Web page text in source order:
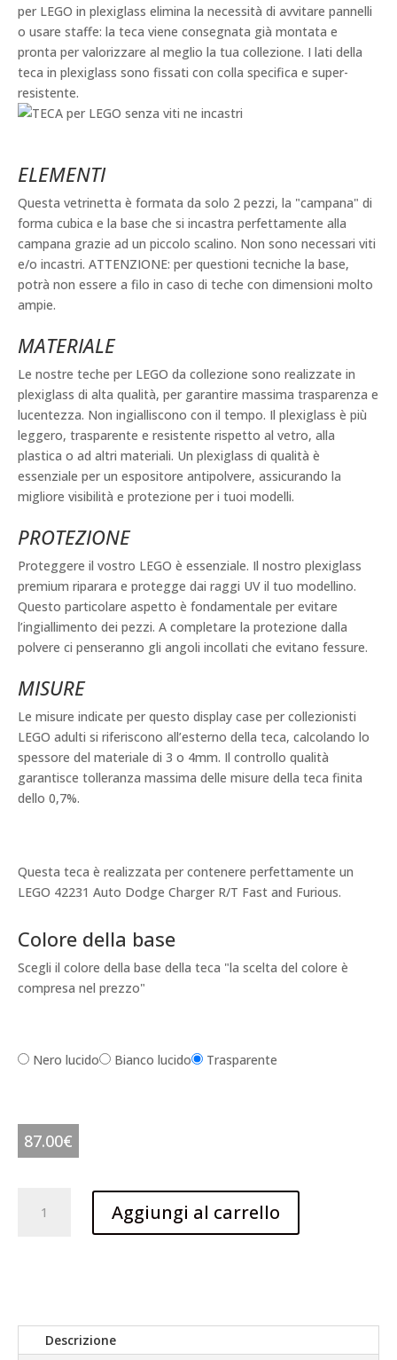
per LEGO in plexiglass elimina la necessità di avvitare pannelli
o usare staffe: la teca viene consegnata già montata e
pronta per valorizzare al meglio la tua collezione. I lati della
teca in plexiglass sono fissati con colla specifica e super-
resistente.
ELEMENTI
Questa vetrinetta è formata da solo 2 pezzi, la "campana" di
forma cubica e la base che si incastra perfettamente alla
campana grazie ad un piccolo scalino. Non sono necessari viti
e/o incastri. ATTENZIONE: per questioni tecniche la base,
potrà non essere a filo in caso di teche con dimensioni molto
ampie.
MATERIALE
Le nostre teche per LEGO da collezione sono realizzate in
plexiglass di alta qualità, per garantire massima trasparenza e
lucentezza. Non ingialliscono con il tempo. Il plexiglass è più
leggero, trasparente e resistente rispetto al vetro, alla
plastica o ad altri materiali. Un plexiglass di qualità è
essenziale per un espositore antipolvere, assicurando la
migliore visibilità e protezione per i tuoi modelli.
PROTEZIONE
Proteggere il vostro LEGO è essenziale. Il nostro plexiglass
premium riparara e protegge dai raggi UV il tuo modellino.
Questo particolare aspetto è fondamentale per evitare
l’ingiallimento dei pezzi. A completare la protezione dalla
polvere ci penseranno gli angoli incollati che evitano fessure.
MISURE
Le misure indicate per questo display case per collezionisti
LEGO adulti si riferiscono all’esterno della teca, calcolando lo
spessore del materiale di 3 o 4mm. Il controllo qualità
garantisce tolleranza massima delle misure della teca finita
dello 0,7%.
Questa teca è realizzata per contenere perfettamente un
LEGO 42231 Auto Dodge Charger R/T Fast and Furious.
Colore della base
Scegli il colore della base della teca "la scelta del colore è
compresa nel prezzo"
Nero lucido Bianco lucido Trasparente
87.00€
Aggiungi al carrello
Descrizione